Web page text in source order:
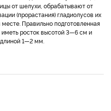
от шелухи, обрабатывают от
(прорастания) гладиолусов их
Правильно подготовленная
росток высотой 3—6 см и
1—2 мм.